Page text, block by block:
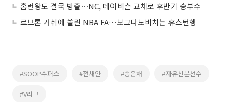
홈런왕도 결국 방출⋯NC, 데이비슨 교체로 후반기 승부수
르브론 거취에 쏠린 NBA FA…보그다노비치는 휴스턴행
#SOOP수퍼스 #전새얀 #송은채 #자유신분선수
#V리그